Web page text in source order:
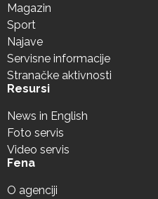
Magazin
Sport
Najave
Servisne informacije
Stranačke aktivnosti
Resursi
News in English
Foto servis
Video servis
Fena
O agenciji